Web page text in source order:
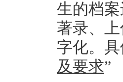
生的档
著录、
字化。
及要求”